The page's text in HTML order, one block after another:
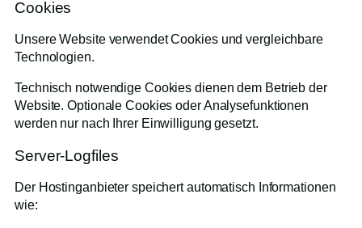
Cookies
Unsere Website verwendet Cookies und vergleichbare
Technologien.
Technisch notwendige Cookies dienen dem Betrieb der
Website. Optionale Cookies oder Analysefunktionen
werden nur nach Ihrer Einwilligung gesetzt.
Server-Logfiles
Der Hostinganbieter speichert automatisch Informationen
wie: